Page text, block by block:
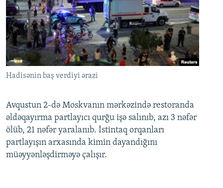
Hadisənin baş verdiyi ərazi
Avqustun 2-də Moskvanın mərkəzində restoranda
əldəqayırma partlayıcı qurğu işə salınıb, azı 3 nəfər
ölüb, 21 nəfər yaralanıb. İstintaq orqanları
partlayışın arxasında kimin dayandığını
müəyyənləşdirməyə çalışır.